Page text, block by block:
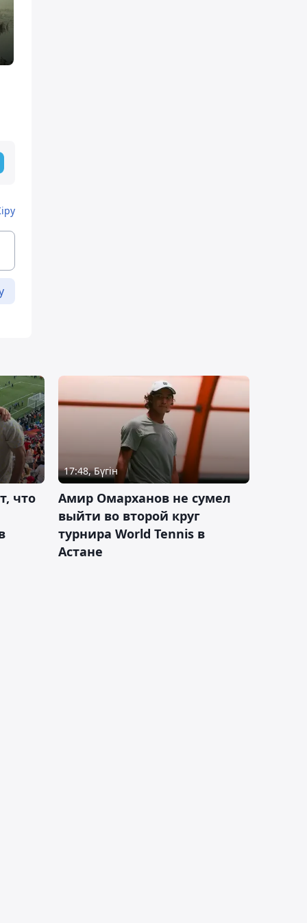
что
17:48, Бүгін
Амир Омарханов не сумел
выйти во второй круг
турнира World Tennis в
Астане